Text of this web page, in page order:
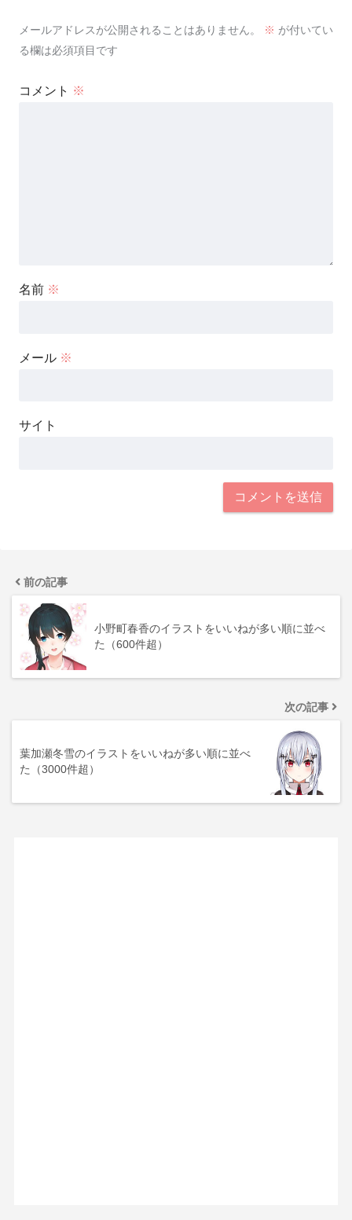
メールアドレスが公開されることはありません。 ※ が付いてい
る欄は必須項目です
コメント ※
名前 ※
メール ※
サイト
前の記事
小野町春香のイラストをいいねが多い順に並べ
た（600件超）
次の記事
葉加瀬冬雪のイラストをいいねが多い順に並べ
た（3000件超）